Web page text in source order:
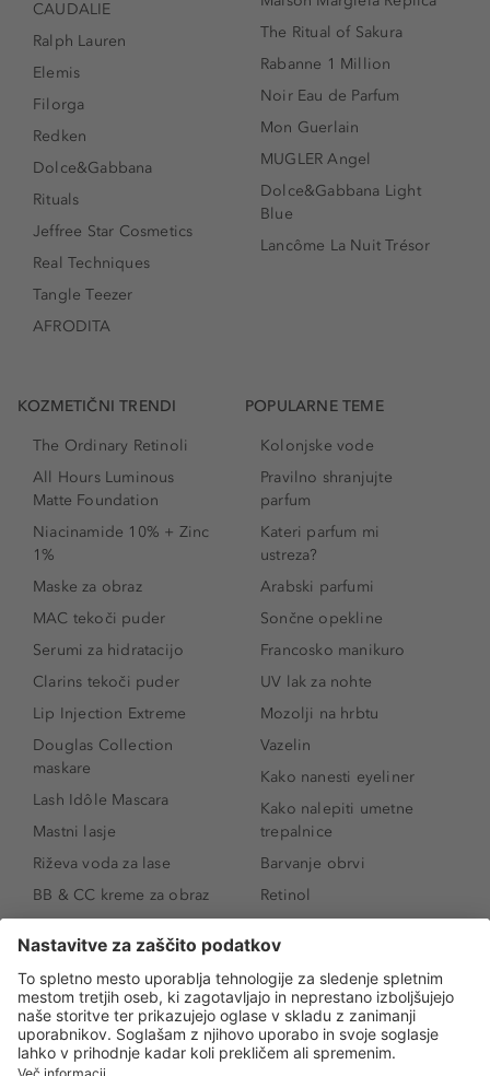
CAUDALIE
Ralph Lauren
Elemis
Filorga
Redken
Dolce&Gabbana
Rituals
Jeffree Star Cosmetics
Real Techniques
Tangle Teezer
AFRODITA
The Ritual of Sakura
Rabanne 1 Million
Noir Eau de Parfum
Mon Guerlain
MUGLER Angel
Dolce&Gabbana Light
Blue
Lancôme La Nuit Trésor
KOZMETIČNI TRENDI
The Ordinary Retinoli
All Hours Luminous
Matte Foundation
Niacinamide 10% + Zinc
1%
Maske za obraz
MAC tekoči puder
Serumi za hidratacijo
Clarins tekoči puder
Lip Injection Extreme
Douglas Collection
maskare
Lash Idôle Mascara
Mastni lasje
Riževa voda za lase
BB & CC kreme za obraz
SPF 30
Senčila za oči
Tekoči puder
Ličenje povešenih vek
POPULARNE TEME
Kolonjske vode
Pravilno shranjujte
parfum
Kateri parfum mi
ustreza?
Arabski parfumi
Sončne opekline
Francosko manikuro
UV lak za nohte
Mozolji na hrbtu
Vazelin
Kako nanesti eyeliner
Kako nalepiti umetne
trepalnice
Barvanje obrvi
Retinol
Niacinamid
Rozacea
Salicilna kislina